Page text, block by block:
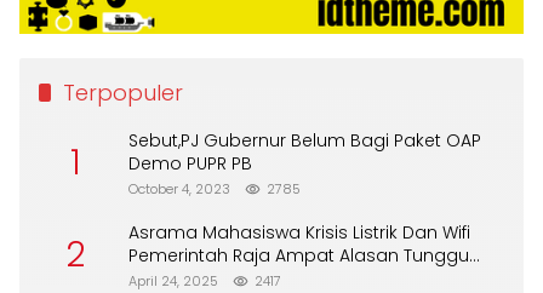
Terpopuler
1
Sebut,PJ Gubernur Belum Bagi Paket OAP
Demo PUPR PB
October 4, 2023 2785
2
Asrama Mahasiswa Krisis Listrik Dan Wifi
Pemerintah Raja Ampat Alasan Tunggu
DPA
April 24, 2025 2417